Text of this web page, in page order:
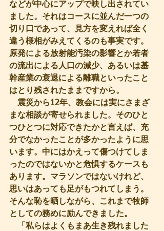
などが中心にアップで映し出されてい
ました。それはコースに並んだ一つの
切り口であって、見方を変えれば全く
違う様相がみえてくるのも事実です。
原発による放射能汚染の影響とか若者
の流出による人口の減少、あるいは基
幹産業の衰退による離職といったこと
はとり残されたままですから。
震災から12年、教会には実にさまざ
まな相談が寄せられました。そのひと
つひとつに対応できたかと言えば、充
分でなかったことが多かったように思
います。中にはかえって傷つけてしま
ったのではないかと危惧するケースも
あります。マラソンではないけれど、
思いはあっても足がもつれてしまう。
そんな恥を晒しながら、これまで牧師
としての務めに励んできました。
「私らはよくもまあ生き残れました